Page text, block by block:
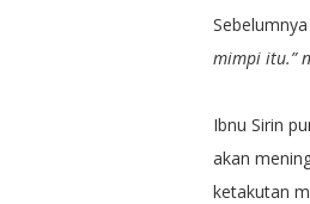
mimpi itu.”
Ibnu Sirin
akan
ketakutan